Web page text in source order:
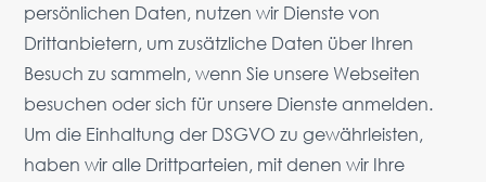
persönlichen Daten, nutzen wir Dienste von
Drittanbietern, um zusätzliche Daten über Ihren
Besuch zu sammeln, wenn Sie unsere Webseiten
besuchen oder sich für unsere Dienste anmelden.
Um die Einhaltung der DSGVO zu gewährleisten,
haben wir alle Drittparteien, mit denen wir Ihre